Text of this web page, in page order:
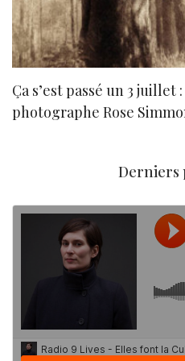
Ça s’est passé un 3 juillet
photographe Rose
Derniers